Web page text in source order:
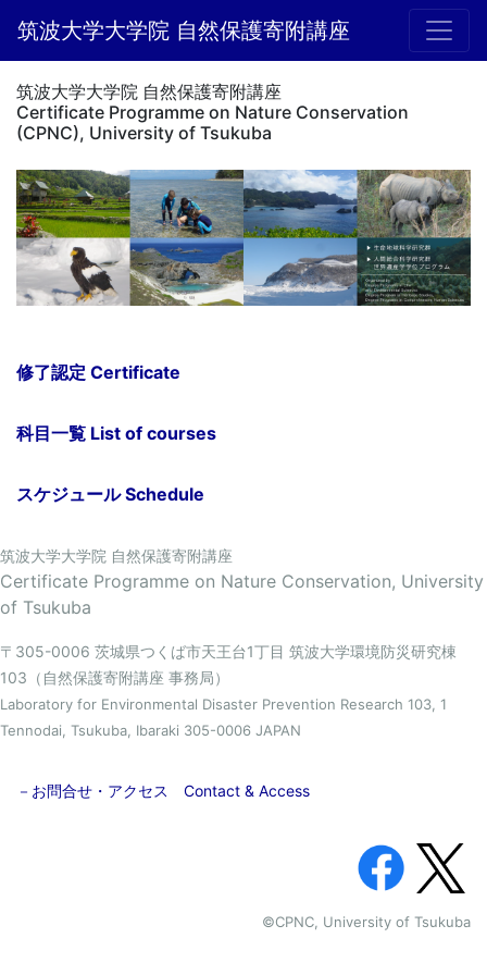
筑波大学大学院 自然保護寄附講座
筑波大学大学院 自然保護寄附講座
Certificate Programme on Nature Conservation
(CPNC), University of Tsukuba
修了認定 Certificate
科目一覧 List of courses
スケジュール Schedule
筑波大学大学院 自然保護寄附講座
Certificate Programme on Nature Conservation, University
of Tsukuba
〒305-0006 茨城県つくば市天王台1丁目 筑波大学環境防災研究棟
103（自然保護寄附講座 事務局）
Laboratory for Environmental Disaster Prevention Research 103, 1
Tennodai, Tsukuba, Ibaraki 305-0006 JAPAN
－お問合せ・アクセス Contact & Access
©CPNC, University of Tsukuba